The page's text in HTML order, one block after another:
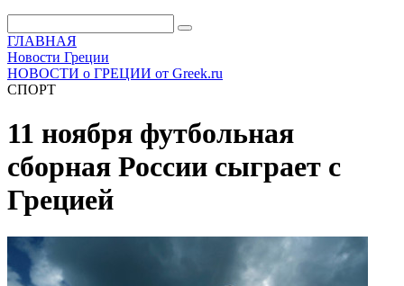
ГЛАВНАЯ
Новости Греции
НОВОСТИ о ГРЕЦИИ от Greek.ru
СПОРТ
11 ноября футбольная
сборная России сыграет с
Грецией